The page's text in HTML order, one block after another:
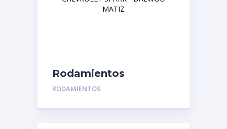
Rodamientos
30205JR: CHEVROLET
MATIZ
RODAMIENTOS